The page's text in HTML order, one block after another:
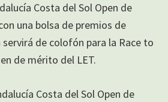
Costa del Sol Open de
una bolsa de premios de
servirá de colofón para la Race to
de mérito del LET.
Costa del Sol Open de